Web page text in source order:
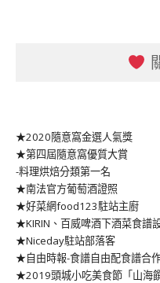
★2020隨意窩金選人氣獎
★第四屆隨意窩優質大賞
-料理烘焙分類第一名
★南法官方葡萄酒證照
★好菜網food123駐站主廚
★KIRIN、百威啤酒下酒菜食譜
★Niceday駐站部落客
★自由時報-食譜自由配食譜合
★2019頭城小吃美食節「山海